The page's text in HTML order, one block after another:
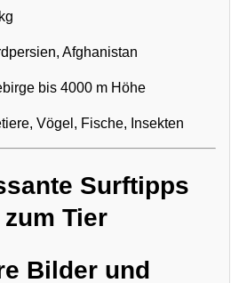
Afghanistan
bis 4000 m Höhe
Vögel, Fische, Insekten
Surftipps
zum Tier
Bilder und